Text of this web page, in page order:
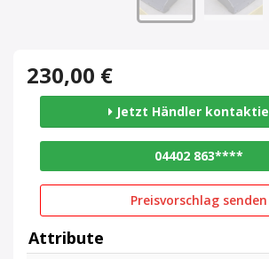
230,00 €
Jetzt Händler
04402 863****
Preisvorschlag senden
Attribute